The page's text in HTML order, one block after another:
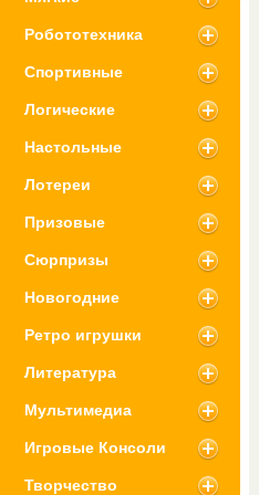
Робототехника
Спортивные
Логические
Настольные
Лотереи
Призовые
Сюрпризы
Новогодние
Ретро игрушки
Литература
Мультимедиа
Игровые Консоли
Творчество